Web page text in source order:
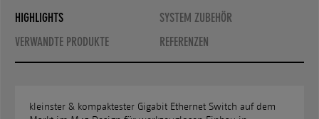
HIGHLIGHTS
SYSTEM ZUBEHÖR
VERWANDTE PRODUKTE
REFERENZEN
kleinster & kompaktester Gigabit Ethernet Switch auf dem